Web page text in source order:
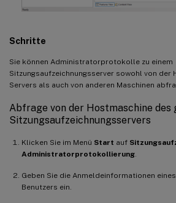
Schritte
Sie können Administratorprotokolle zu einem
Sitzungsaufzeichnungsserver sowohl von der
Servers als auch von anderen Maschinen
Abfrage von der Hostmaschine des
Sitzungsaufzeichnungsservers
Klicken Sie im Menü Start auf
Administratorprotokollierung.
Geben Sie die Anmeldeinformationen eines
Benutzers ein.